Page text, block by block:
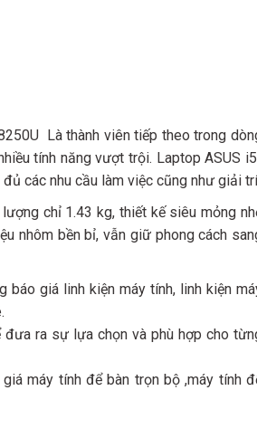
Là thành viên tiếp theo trong
tính năng vượt trội. Laptop ASUS
các nhu cầu làm việc cũng như giải
chỉ 1.43 kg, thiết kế siêu mỏng
nhôm bền bỉ, vẫn giữ phong cách
báo giá linh kiện máy tính, linh kiện
đưa ra sự lựa chọn và phù hợp cho
máy tính để bàn trọn bộ ,máy tính